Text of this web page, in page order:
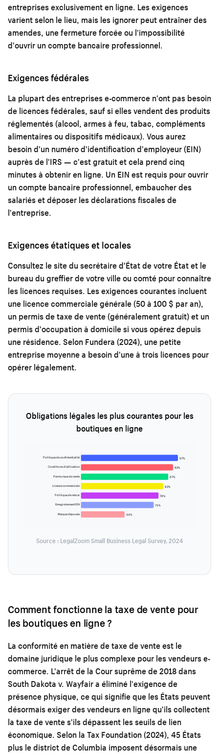
entreprises exclusivement en ligne. Les exigences
varient selon le lieu, mais les ignorer peut entraîner des
amendes, une fermeture forcée ou l'impossibilité
d'ouvrir un compte bancaire professionnel.
Exigences fédérales
La plupart des entreprises e-commerce n'ont pas besoin
de licences fédérales, sauf si elles vendent des produits
réglementés (alcool, armes à feu, tabac, compléments
alimentaires ou dispositifs médicaux). Vous aurez
besoin d'un numéro d'identification d'employeur (EIN)
auprès de l'IRS — c'est gratuit et cela prend cinq
minutes à obtenir en ligne. Un EIN est requis pour ouvrir
un compte bancaire professionnel, embaucher des
salariés et déposer les déclarations fiscales de
l'entreprise.
Exigences étatiques et locales
Consultez le site du secrétaire d'État de votre État et le
bureau du greffier de votre ville ou comté pour connaître
les licences requises. Les exigences courantes incluent
une licence commerciale générale (50 à 100 $ par an),
un permis de taxe de vente (généralement gratuit) et un
permis d'occupation à domicile si vous opérez depuis
une résidence. Selon Fundera (2024), une petite
entreprise moyenne a besoin d'une à trois licences pour
opérer légalement.
Obligations légales les plus courantes pour les
boutiques en ligne
Politique de confidentialité 97%
Conditions d'utilisation 92%
Permis taxe de vente 87%
Licence commerciale 82%
Politique de retour 78%
Enregistrement EIN 73%
Marque déposée 44%
Source : LegalZoom Small Business Legal Survey, 2024
Comment fonctionne la taxe de vente pour
les boutiques en ligne ?
La conformité en matière de taxe de vente est le
domaine juridique le plus complexe pour les vendeurs e-
commerce. L'arrêt de la Cour suprême de 2018 dans
South Dakota v. Wayfair a éliminé l'exigence de
présence physique, ce qui signifie que les États peuvent
désormais exiger des vendeurs en ligne qu'ils collectent
la taxe de vente s'ils dépassent les seuils de lien
économique. Selon la Tax Foundation (2024), 45 États
plus le district de Columbia imposent désormais une